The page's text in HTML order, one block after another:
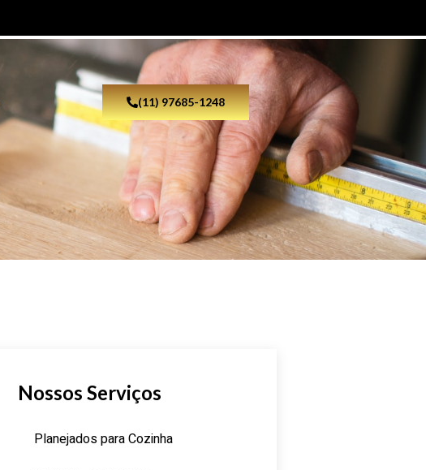
(11) 97685-1248
Nossos Serviços
Planejados para Cozinha